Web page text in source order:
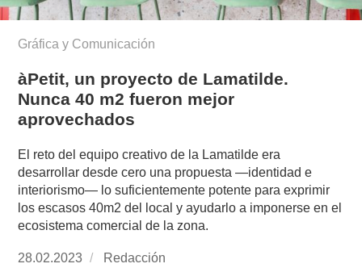
Gráfica y Comunicación
àPetit, un proyecto de Lamatilde.
Nunca 40 m2 fueron mejor
aprovechados
El reto del equipo creativo de la Lamatilde era
desarrollar desde cero una propuesta —identidad e
interiorismo— lo suficientemente potente para exprimir
los escasos 40m2 del local y ayudarlo a imponerse en el
ecosistema comercial de la zona.
Publicado
28.02.2023 https://www.experimenta.es/author/redaccion/
Redacción